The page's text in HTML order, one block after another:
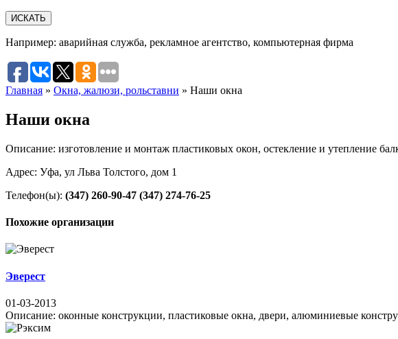
Например: аварийная служба, рекламное агентство, компьютерная фирма
Главная » Окна, жалюзи, рольставни » Наши окна
Наши окна
Описание: изготовление и монтаж пластиковых окон, остекление и утепление
Адрес: Уфа, ул Льва Толстого, дом 1
Телефон(ы): (347) 260-90-47 (347) 274-76-25
Похожие организации
Эверест
01-03-2013
Описание: оконные конструкции, пластиковые окна, двери, алюминиевые